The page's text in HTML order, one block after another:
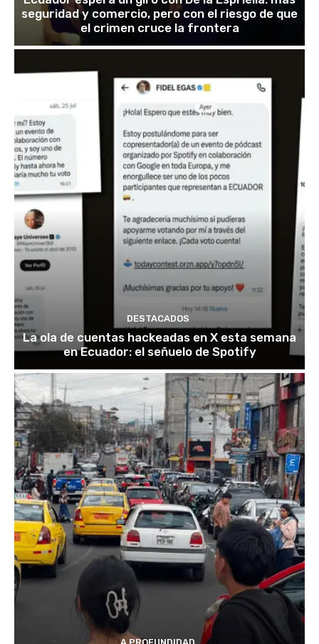
seguridad y comercio, pero con el riesgo de que
el crimen cruce la frontera
DESTACADOS
La ola de cuentas hackeadas en X esta semana
en Ecuador: el señuelo de Spotify